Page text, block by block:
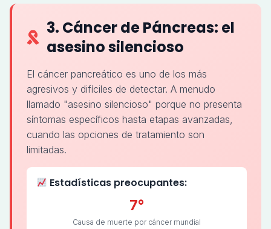
3. Cáncer de Páncreas: el
asesino silencioso
El cáncer pancreático es uno de los más
agresivos y difíciles de detectar. A menudo
llamado "asesino silencioso" porque no presenta
síntomas específicos hasta etapas avanzadas,
cuando las opciones de tratamiento son
limitadas.
Estadísticas preocupantes:
7°
Causa de muerte por cáncer mundial